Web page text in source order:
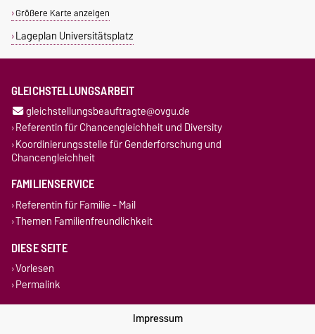
Größere Karte anzeigen
Lageplan Universitätsplatz
GLEICHSTELLUNGSARBEIT
gleichstellungsbeauftragte@ovgu.de
Referentin für Chancengleichheit und Diversity
Koordinierungsstelle für Genderforschung und
Chancengleichheit
FAMILIENSERVICE
Referentin für Familie - Mail
Themen Familienfreundlichkeit
DIESE SEITE
Vorlesen
Permalink
Impressum